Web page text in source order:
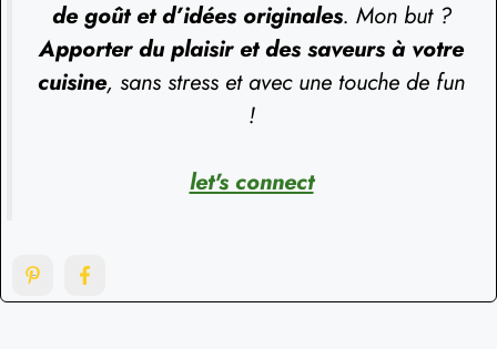
de goût et d’idées originales. Mon but ?
Apporter du plaisir et des saveurs à votre
cuisine, sans stress et avec une touche de fun
!
let's connect